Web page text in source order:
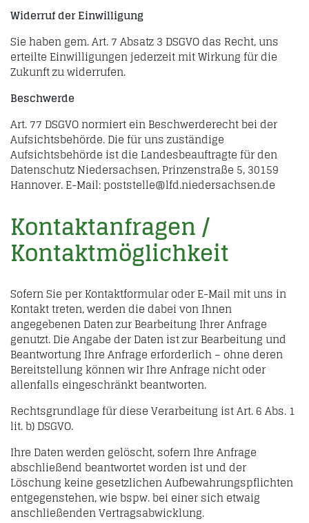
Widerruf der Einwilligung
Sie haben gem. Art. 7 Absatz 3 DSGVO das Recht, uns
erteilte Einwilligungen jederzeit mit Wirkung für die
Zukunft zu widerrufen.
Beschwerde
Art. 77 DSGVO normiert ein Beschwerderecht bei der
Aufsichtsbehörde. Die für uns zuständige
Aufsichtsbehörde ist die Landesbeauftragte für den
Datenschutz Niedersachsen, Prinzenstraße 5, 30159
Hannover. E-Mail: poststelle@lfd.niedersachsen.de
Kontaktanfragen /
Kontaktmöglichkeit
Sofern Sie per Kontaktformular oder E-Mail mit uns in
Kontakt treten, werden die dabei von Ihnen
angegebenen Daten zur Bearbeitung Ihrer Anfrage
genutzt. Die Angabe der Daten ist zur Bearbeitung und
Beantwortung Ihre Anfrage erforderlich – ohne deren
Bereitstellung können wir Ihre Anfrage nicht oder
allenfalls eingeschränkt beantworten.
Rechtsgrundlage für diese Verarbeitung ist Art. 6 Abs. 1
lit. b) DSGVO.
Ihre Daten werden gelöscht, sofern Ihre Anfrage
abschließend beantwortet worden ist und der
Löschung keine gesetzlichen Aufbewahrungspflichten
entgegenstehen, wie bspw. bei einer sich etwaig
anschließenden Vertragsabwicklung.